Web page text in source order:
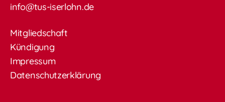
info@tus-iserlohn.de
Mitgliedschaft
Kündigung
Impressum
Datenschutzerklärung